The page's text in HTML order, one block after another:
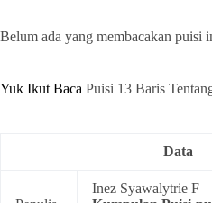
Belum ada yang membacakan puisi
Yuk Ikut Baca Puisi 13 Baris
Data
Inez Syawalytrie F